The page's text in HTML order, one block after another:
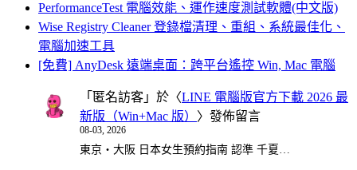
PerformanceTest 電腦效能、運作速度測試軟體(中文版)
Wise Registry Cleaner 登錄檔清理、重組、系統最佳化、
電腦加速工具
[免費] AnyDesk 遠端桌面：跨平台遙控 Win, Mac 電腦
「 匿名訪客 」於〈LINE 電腦版官方下載 2026 最
新版（Win+Mac 版） 〉發佈留言
08-03, 2026
東京・大阪 日本女生預約指南 認準 千夏…